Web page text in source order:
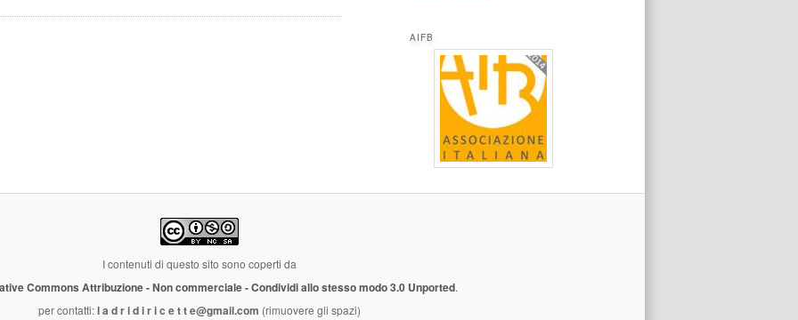
AIFB
I contenuti di questo sito sono coperti da
Commons Attribuzione - Non commerciale - Condividi allo stesso modo 3.0 Unported.
per contatti:l a d r i d i r i c e t t e@gmail.com (rimuovere gli spazi)